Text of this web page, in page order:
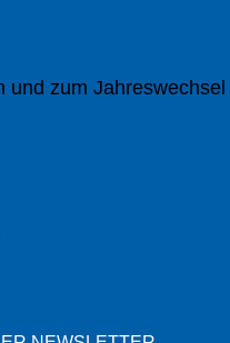
und zum